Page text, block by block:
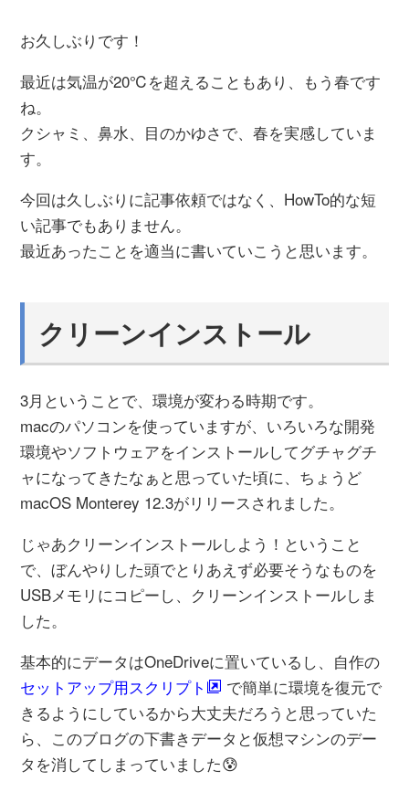
お久しぶりです！
最近は気温が20℃を超えることもあり、もう春です
ね。
クシャミ、鼻水、目のかゆさで、春を実感していま
す。
今回は久しぶりに記事依頼ではなく、HowTo的な短
い記事でもありません。
最近あったことを適当に書いていこうと思います。
クリーンインストール
3月ということで、環境が変わる時期です。
macのパソコンを使っていますが、いろいろな開発
環境やソフトウェアをインストールしてグチャグチ
ャになってきたなぁと思っていた頃に、ちょうど
macOS Monterey 12.3がリリースされました。
じゃあクリーンインストールしよう！ということ
で、ぼんやりした頭でとりあえず必要そうなものを
USBメモリにコピーし、クリーンインストールしま
した。
基本的にデータはOneDriveに置いているし、自作の
セットアップ用スクリプト
で簡単に環境を復元で
きるようにしているから大丈夫だろうと思っていた
ら、このブログの下書きデータと仮想マシンのデー
タを消してしまっていました😰